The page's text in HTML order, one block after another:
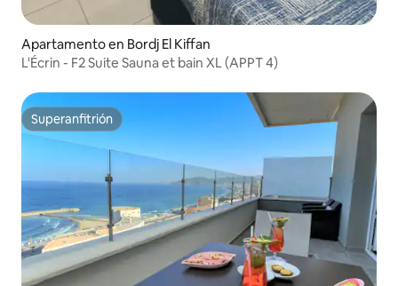
Apartamento en Bordj El Kiffan
L'Écrin - F2 Suite Sauna et bain XL (APPT 4)
Superanfitrión
Superanfitrión